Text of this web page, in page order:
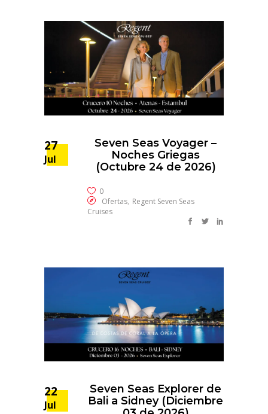
27
Jul
Seven Seas Voyager –
Noches Griegas
(Octubre 24 de 2026)
0
Ofertas, Regent Seven Seas
Cruises
22
Jul
Seven Seas Explorer de
Bali a Sidney (Diciembre